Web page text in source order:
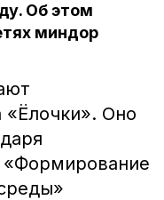
Об этом
миндор
«Ёлочки». Оно
«Формирование